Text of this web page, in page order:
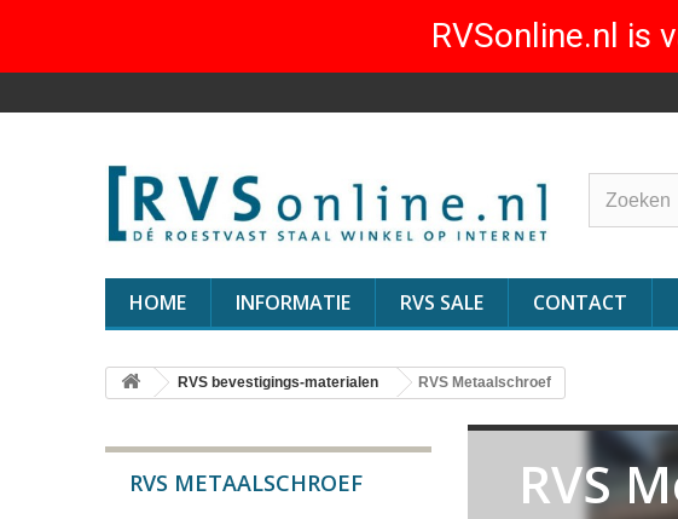
RVSonline.nl is
HOME INFORMATIE RVS SALE CONTACT
RVS bevestigings-materialen RVS Metaalschroef
RVS METAALSCHROEF RVS